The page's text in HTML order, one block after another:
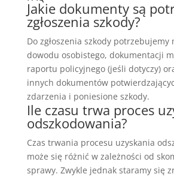
Jakie dokumenty są
zgłoszenia szkody?
Do zgłoszenia szkody potrzebujemy
dowodu osobistego, dokumentacji
raportu policyjnego (jeśli dotyczy)
innych dokumentów
zdarzenia i poniesione szkody.
Ile czasu trwa proces
odszkodowania?
Czas trwania procesu uzyskania
może się różnić w zależności od
sprawy. Zwykle jednak staramy się